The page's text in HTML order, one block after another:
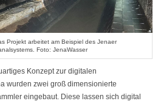
Projekt arbeitet am Beispiel des Jenaer
Foto: JenaWasser
Konzept zur digitalen
wurden zwei groß dimensionierte
eingebaut. Diese lassen sich digital